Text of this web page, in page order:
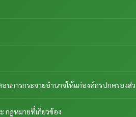
นการกระจายอำนาจให้แก่องค์กรปกครอง
กฎหมายที่เกี่ยวข้อง